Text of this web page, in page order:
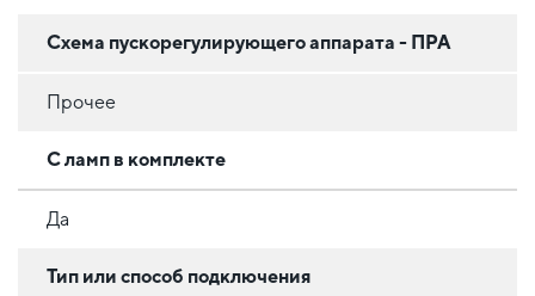
Схема пускорегулирующего аппарата - ПРА
Прочее
С ламп в комплекте
Да
Тип или способ подключения